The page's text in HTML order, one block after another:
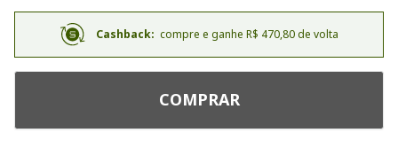
Cashback: compre e ganhe R$ 470,80 de volta
COMPRAR